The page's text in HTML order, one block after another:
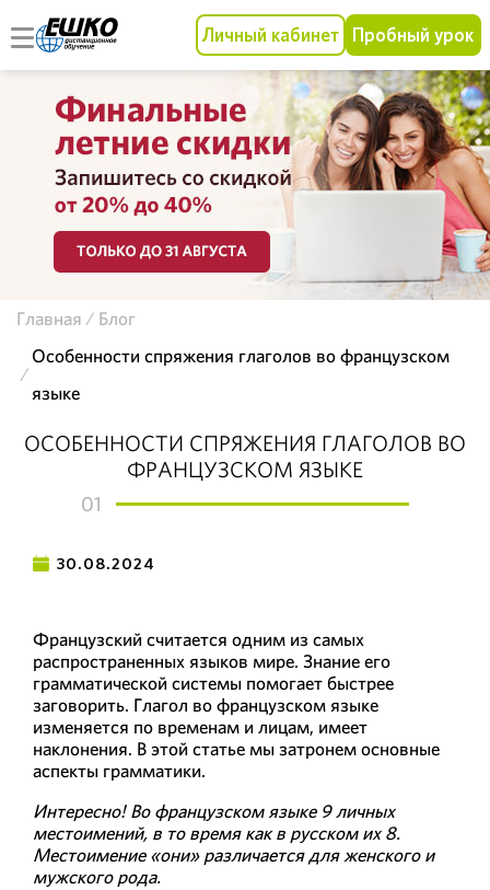
Личный кабинет Пробный урок
Главная
Блог
Особенности спряжения глаголов во французском
языке
ОСОБЕННОСТИ СПРЯЖЕНИЯ ГЛАГОЛОВ ВО
ФРАНЦУЗСКОМ ЯЗЫКЕ
01
30.08.2024
Французский считается одним из самых
распространенных языков мире. Знание его
грамматической системы помогает быстрее
заговорить. Глагол во французском языке
изменяется по временам и лицам, имеет
наклонения. В этой статье мы затронем основные
аспекты грамматики.
Интересно! Во французском языке 9 личных
местоимений, в то время как в русском их 8.
Местоимение «они» различается для женского и
мужского рода.